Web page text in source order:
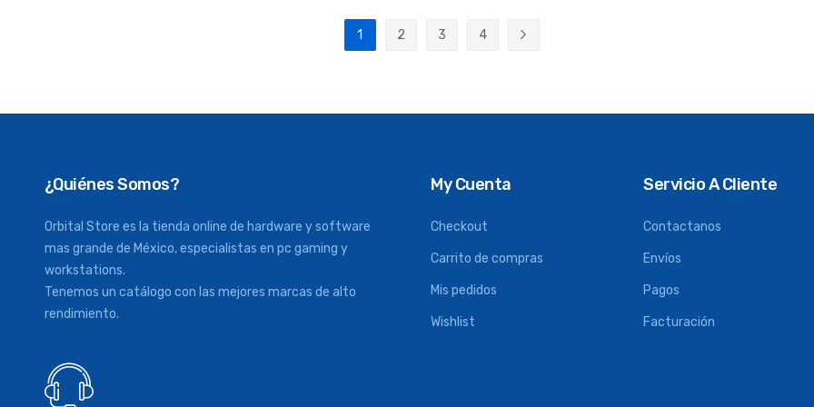
Página
Actualmente estás leyendo página
1
2
3
4
¿Quiénes Somos?
Orbital Store es la tienda online de hardware y software
mas grande de México, especialistas en pc gaming y
workstations.
Tenemos un catálogo con las mejores marcas de alto
rendimiento.
My Cuenta
Checkout
Carrito de compras
Mis pedidos
Wishlist
Servicio A Cliente
Contactanos
Envíos
Pagos
Facturación